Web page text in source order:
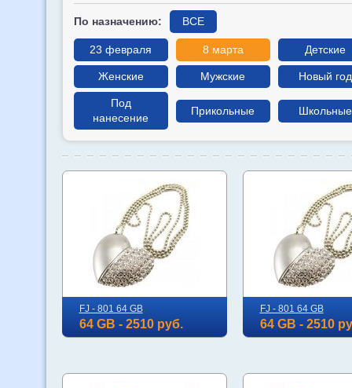
По назначению: ВСЕ
23 февраля 8 марта Детские
Женские Мужские Новый год
Под
нанесение
Прикольные Школьные
FJ - 801 64 GB
64 GB - 2510 руб.
FJ - 801 64 GB
64 GB - 2510